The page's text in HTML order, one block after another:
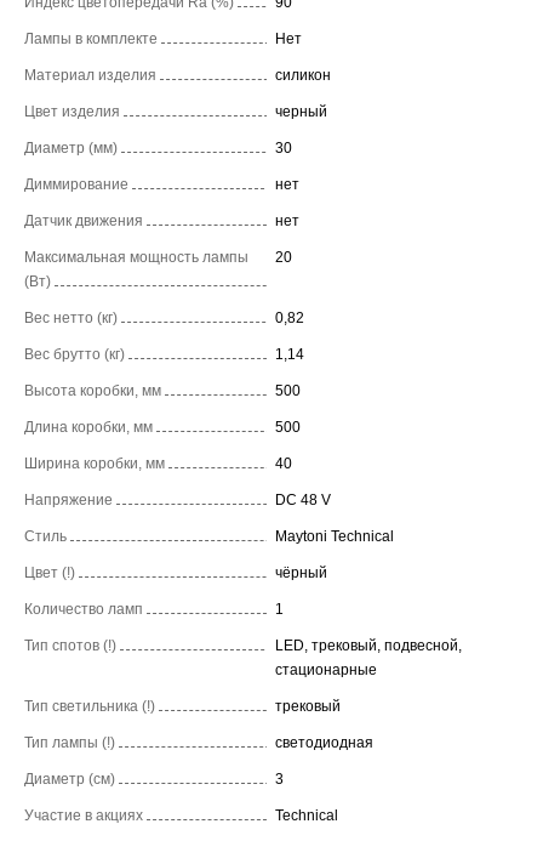
Лампы в комплекте Нет
Материал изделия силикон
Цвет изделия черный
Диаметр (мм) 30
Диммирование нет
Датчик движения нет
Максимальная мощность лампы
(Вт)
20
Вес нетто (кг) 0,82
Вес брутто (кг) 1,14
Высота коробки, мм 500
Длина коробки, мм 500
Ширина коробки, мм 40
Напряжение DC 48 V
Стиль Maytoni Technical
Цвет (!) чёрный
Количество ламп 1
Тип спотов (!)
LED, трековый, подвесной,
стационарные
Тип светильника (!) трековый
Тип лампы (!) светодиодная
Диаметр (см) 3
Участие в акциях Technical